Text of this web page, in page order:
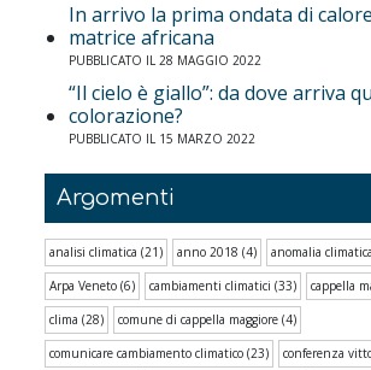
In arrivo la prima ondata di
matrice africana
PUBBLICATO IL 28 MAGGIO 2022
“Il cielo è giallo”: da dove arriva
colorazione?
PUBBLICATO IL 15 MARZO 2022
Argomenti
analisi climatica (21) anno 2018 (4) anomalia climatica
Arpa Veneto (6) cambiamenti climatici (33) cappella
clima (28) comune di cappella maggiore (4)
comunicare cambiamento climatico (23) conferenza